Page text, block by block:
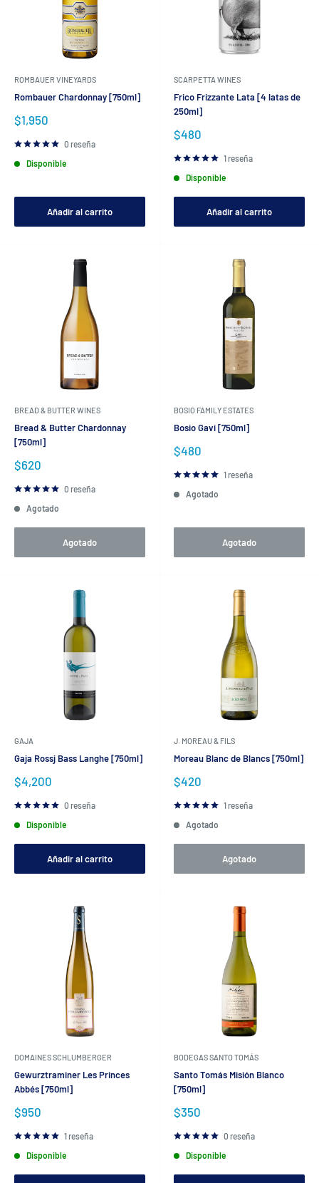
ROMBAUER VINEYARDS
Rombauer Chardonnay [750ml]
Precio
venta
$1,950
0 reseña
Disponible
Añadir al carrito
SCARPETTA WINES
Frico Frizzante Lata [4 latas de
250ml]
Precio
venta
$480
1 reseña
Disponible
Añadir al carrito
BREAD & BUTTER WINES
Bread & Butter Chardonnay
[750ml]
Precio
venta
$620
0 reseña
Agotado
Agotado
BOSIO FAMILY ESTATES
Bosio Gavi [750ml]
Precio
venta
$480
1 reseña
Agotado
Agotado
GAJA
Gaja Rossj Bass Langhe [750ml]
Precio
venta
$4,200
0 reseña
Disponible
Añadir al carrito
J. MOREAU & FILS
Moreau Blanc de Blancs [750ml]
Precio
venta
$420
1 reseña
Agotado
Agotado
DOMAINES SCHLUMBERGER
Gewurztraminer Les Princes
Abbés [750ml]
Precio
venta
$950
1 reseña
Disponible
BODEGAS SANTO TOMÁS
Santo Tomás Misión Blanco
[750ml]
Precio
venta
$350
0 reseña
Disponible